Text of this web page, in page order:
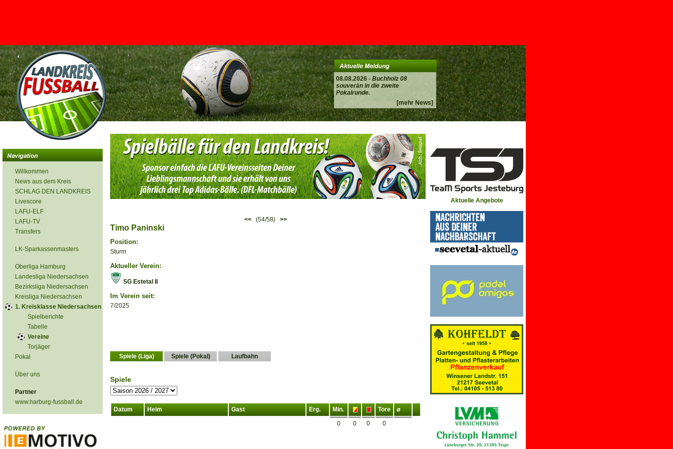
08.08.2026 - Buchholz 08
souverän in die zweite
Pokalrunde.
[mehr News]
<
Willkommen
News aus dem Kreis
SCHLAG DEN LANDKREIS
Livescore
LAFU-ELF
LAFU-TV
Transfers
LK-Sparkassenmasters
Oberliga Hamburg
Landesliga Niedersachsen
Bezirksliga Niedersachsen
Kreisliga Niedersachsen
1. Kreisklasse Niedersachsen
Spielberichte
Tabelle
Vereine
Torjäger
Pokal
Über uns
Partner
www.harburg-fussball.de
<< (54/58) >>
Timo Paninski
Position:
Sturm
Aktueller Verein:
SG Estetal II
Im Verein seit:
7/2025
Spiele (Liga) Spiele (Pokal) Laufbahn
Spiele
Datum Heim Gast Erg. Min. Tore
⌀
0
0 0 0
Aktuelle Angebote